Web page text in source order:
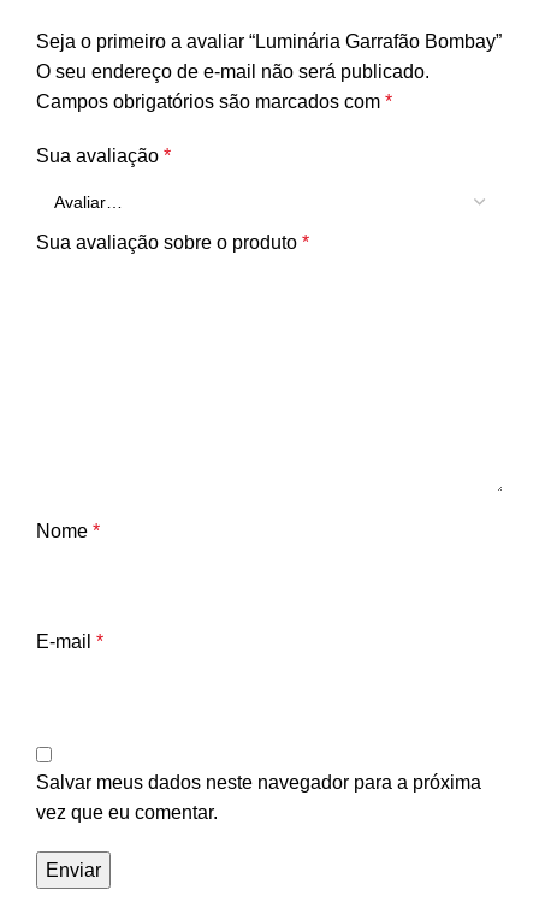
Seja o primeiro a avaliar “Luminária Garrafão Bombay”
O seu endereço de e-mail não será publicado.
Campos obrigatórios são marcados com *
Sua avaliação *
Sua avaliação sobre o produto *
Nome *
E-mail *
Salvar meus dados neste navegador para a próxima
vez que eu comentar.